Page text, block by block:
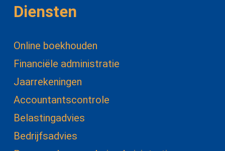
Diensten
Online boekhouden
Financiële administratie
Jaarrekeningen
Accountantscontrole
Belastingadvies
Bedrijfsadvies